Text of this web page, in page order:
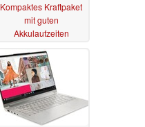
Kompaktes Kraftpaket
mit guten
Akkulaufzeiten